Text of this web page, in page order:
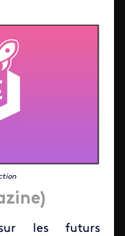
les futurs